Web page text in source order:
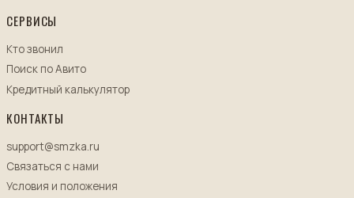
СЕРВИСЫ
Кто звонил
Поиск по Авито
Кредитный калькулятор
КОНТАКТЫ
support@smzka.ru
Связаться с нами
Условия и положения